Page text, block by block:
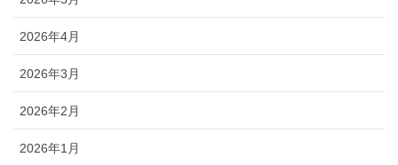
2026年4月
2026年3月
2026年2月
2026年1月